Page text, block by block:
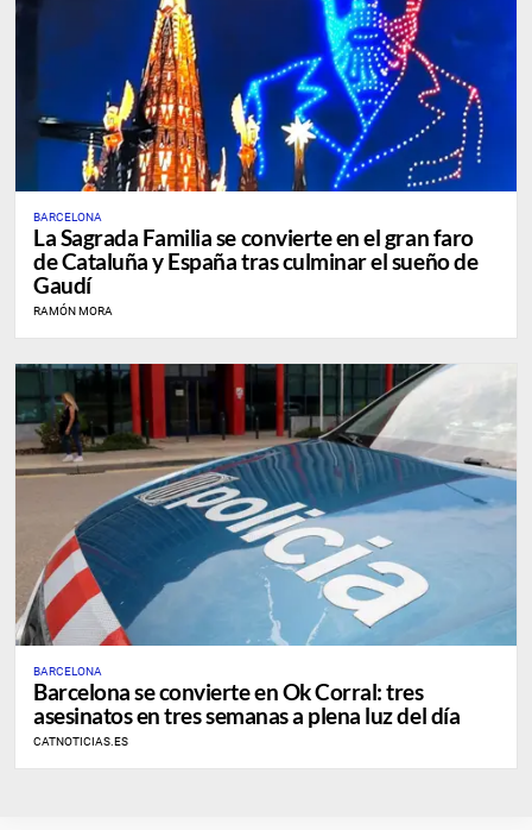
BARCELONA
La Sagrada Familia se convierte en el gran faro
de Cataluña y España tras culminar el sueño de
Gaudí
RAMÓN MORA
BARCELONA
Barcelona se convierte en Ok Corral: tres
asesinatos en tres semanas a plena luz del día
CATNOTICIAS.ES